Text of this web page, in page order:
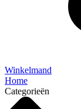
Winkelmand
Home
Categorieën